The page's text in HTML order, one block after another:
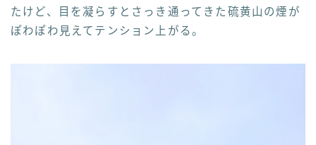
たけど、目を凝らすとさっき通ってきた硫黄山の煙が
ぽわぽわ見えてテンション上がる。